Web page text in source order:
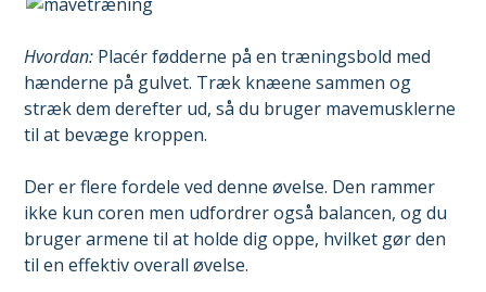
Hvordan: Placér fødderne på en træningsbold med
hænderne på gulvet. Træk knæene sammen og
stræk dem derefter ud, så du bruger mavemusklerne
til at bevæge kroppen.
Der er flere fordele ved denne øvelse. Den rammer
ikke kun coren men udfordrer også balancen, og du
bruger armene til at holde dig oppe, hvilket gør den
til en effektiv overall øvelse.